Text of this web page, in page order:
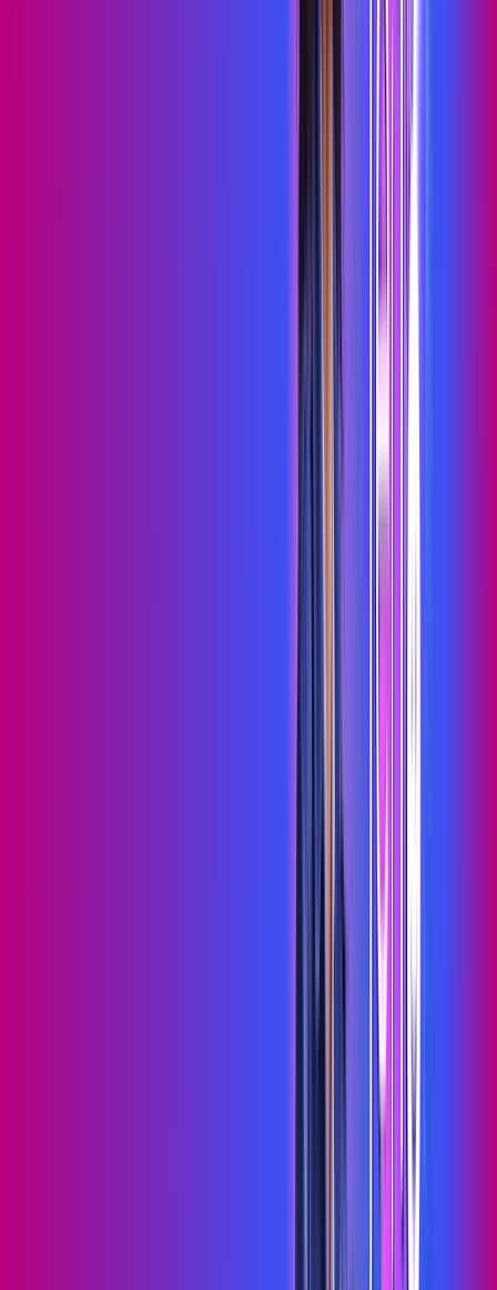
Wi-fi de alta performance para curtir e compartilhar à vontade